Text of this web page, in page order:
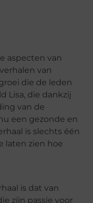
aspecten van
van
die de leden
Lisa, die dankzij
van de
een gezonde en
is slechts één
laten zien hoe
is dat van
zijn passie voor